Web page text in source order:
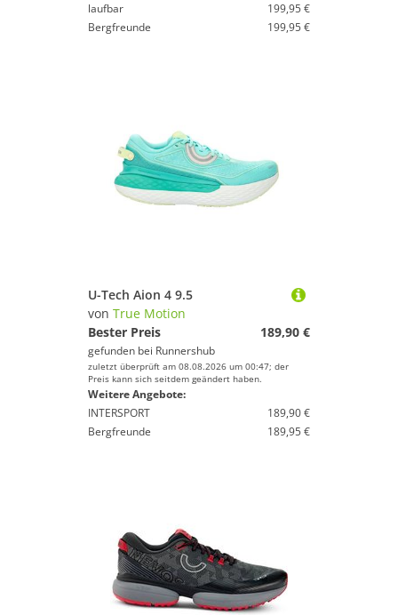
laufbar
199,95 €
Bergfreunde
199,95 €
U-Tech Aion 4 9.5
von True Motion
Bester Preis
189,90 €
gefunden bei Runnershub
zuletzt überprüft am 08.08.2026 um 00:47; der
Preis kann sich seitdem geändert haben.
Weitere Angebote:
INTERSPORT
189,90 €
Bergfreunde
189,95 €